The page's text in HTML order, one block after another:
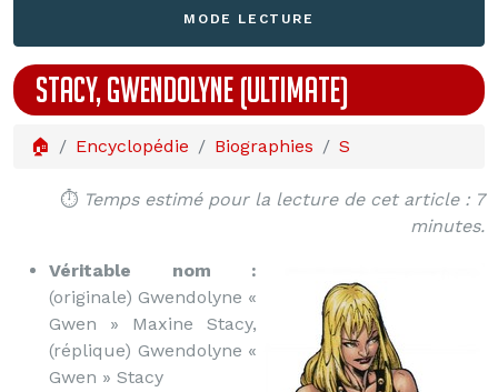
MODE LECTURE
STACY, GWENDOLYNE (ULTIMATE)
🏠 Encyclopédie Biographies S
⏱️ Temps estimé pour la lecture de cet article : 7
minutes.
Véritable nom :
(originale) Gwendolyne «
Gwen » Maxine Stacy,
(réplique) Gwendolyne «
Gwen » Stacy